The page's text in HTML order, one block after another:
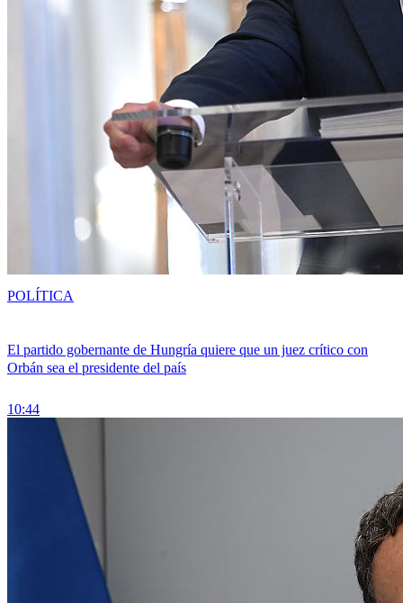
El partido gobernante de Hungría quiere que un juez crítico con
Orbán sea el presidente del país
10:44
POLÍTICA